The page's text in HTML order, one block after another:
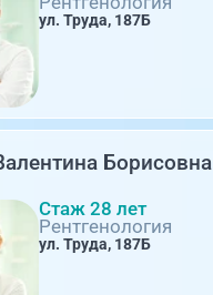
ул. Труда, 187Б
Борисовна
Стаж 28 лет
Рентгенология
ул. Труда, 187Б